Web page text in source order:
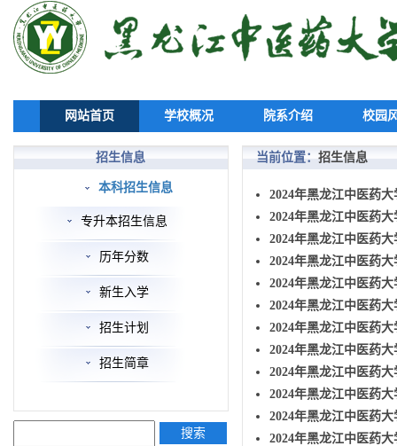
网站首页 学校概况 院系介绍 校园
招生信息
本科招生信息
专升本招生信息
历年分数
新生入学
招生计划
招生简章
搜索
当前位置： 招生信息
2024年黑龙江中医药
2024年黑龙江中医药
2024年黑龙江中医药
2024年黑龙江中医药
2024年黑龙江中医药
2024年黑龙江中医药
2024年黑龙江中医药
2024年黑龙江中医药
2024年黑龙江中医药
2024年黑龙江中医药
2024年黑龙江中医药
2024年黑龙江中医药